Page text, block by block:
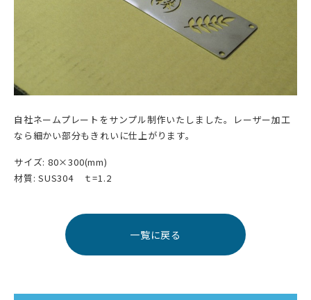
自社ネームプレートをサンプル制作いたしました。レーザー加工
なら細かい部分もきれいに仕上がります。
サイズ: 80×300(mm)
材質: SUS304 ｔ=1.2
一覧に戻る